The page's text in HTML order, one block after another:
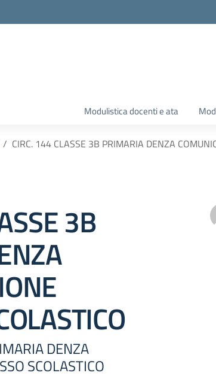
Modulistica docenti e ata
CIRC. 144 CLASSE 3B PRIMARIA DENZA
3B
DENZA
SCOLASTICO